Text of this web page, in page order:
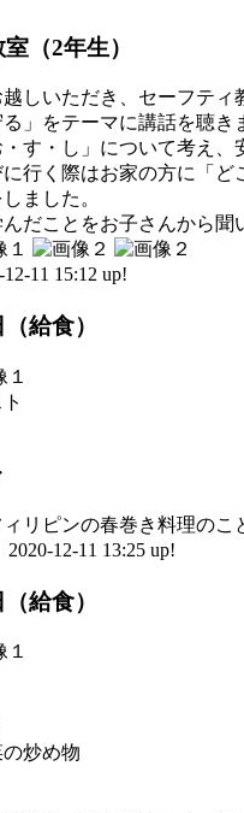
（2年生）
しいただき、セーフティ
る」をテーマに講話を聴き
・す・し」について考え、
に行く際はお家の方に「
ました。
だことをお子さんから聞
12-11 15:12 up!
給食）
リピンの春巻き料理のこ
2020-12-11 13:25 up!
給食）
炒め物